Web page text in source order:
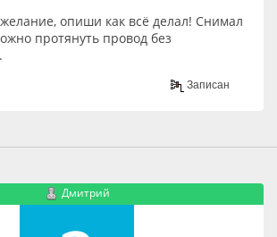
опиши как всё делал! Снимал
протянуть провод без
Записан
Дмитрий